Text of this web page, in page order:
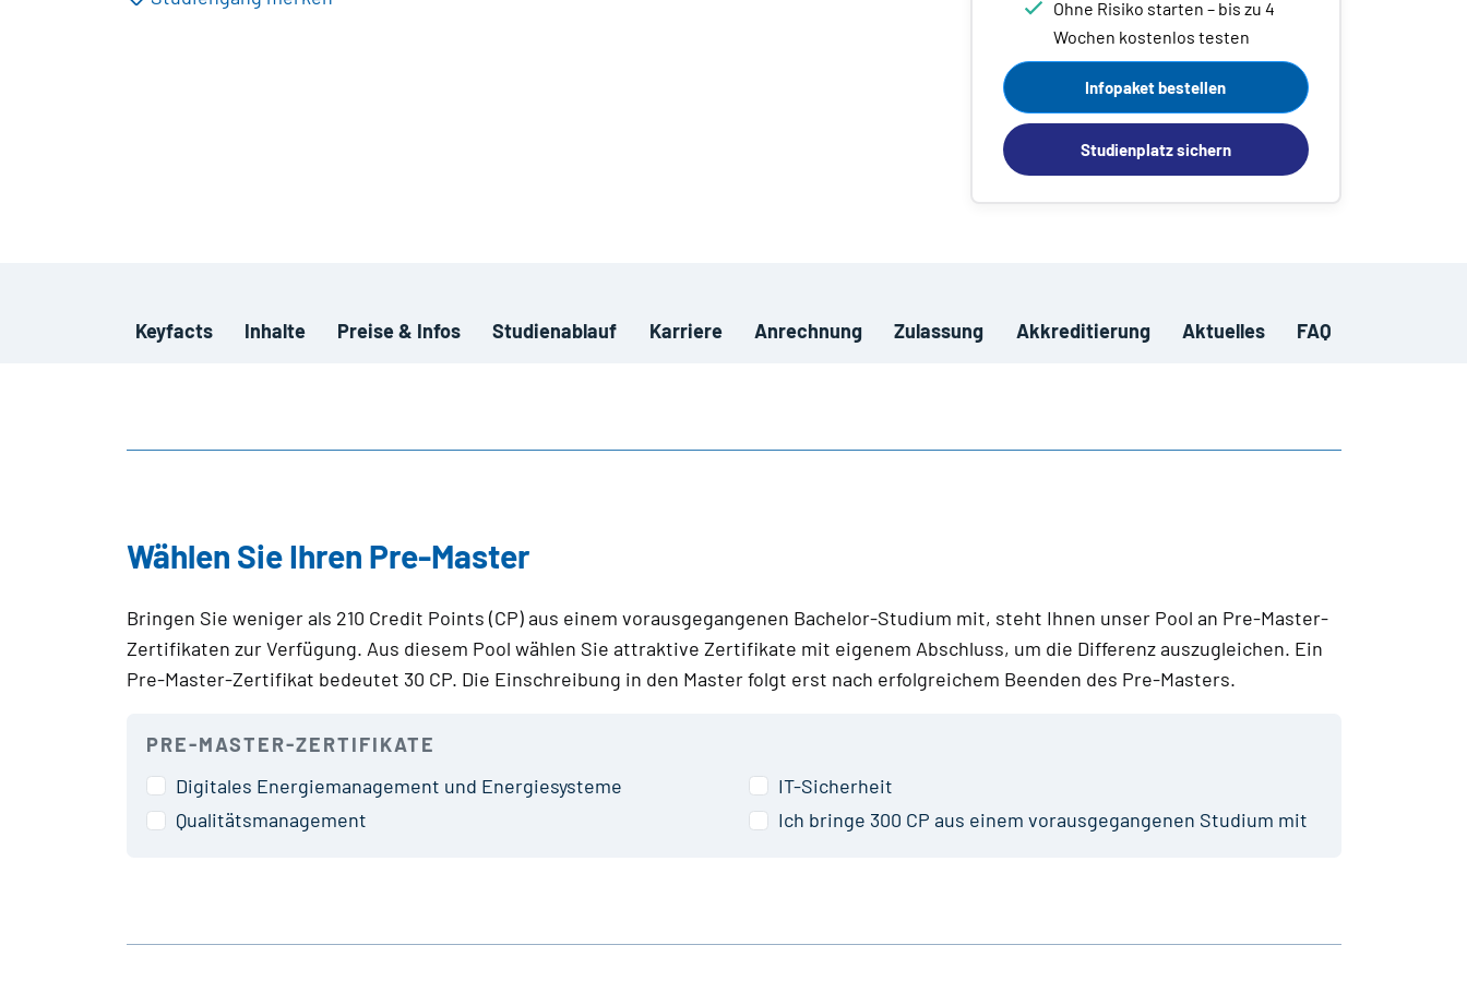
Ohne Risiko starten – bis zu 4
Wochen kostenlos testen
Infopaket bestellen
Studienplatz sichern
Keyfacts Inhalte Preise & Infos Studienablauf Karriere Anrechnung Zulassung Akkreditierung Aktuelles FAQ
Wählen Sie Ihren Pre-Master
Bringen Sie weniger als 210 Credit Points (CP) aus einem vorausgegangenen Bachelor-Studium mit, steht Ihnen unser Pool an Pre-Master-
Zertifikaten zur Verfügung. Aus diesem Pool wählen Sie attraktive Zertifikate mit eigenem Abschluss, um die Differenz auszugleichen. Ein
Pre-Master-Zertifikat bedeutet 30 CP. Die Einschreibung in den Master folgt erst nach erfolgreichem Beenden des Pre-Masters.
PRE-MASTER-ZERTIFIKATE
Digitales Energie­management und Energie­systeme
IT-Sicherheit
Qualitäts­management
Ich bringe 300 CP aus einem vorausgegangenen Studium mit